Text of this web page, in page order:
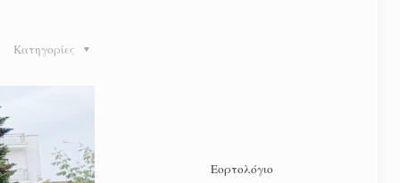
Κατηγορίες
Εορτολόγιο